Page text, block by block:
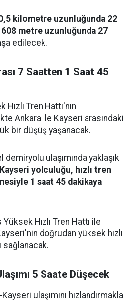
kilometre uzunluğunda 22
608 metre uzunluğunda 27
edilecek.
7 Saatten 1 Saat 45
Tren Hattı'nın
Ankara ile Kayseri arasındaki
bir düşüş yaşanacak.
ulaşımında yaklaşık
yolculuğu, hızlı tren
1 saat 45 dakikaya
Hızlı Tren Hattı ile
doğrudan yüksek hızlı
sağlanacak.
5 Saate Düşecek
ulaşımını hızlandırmakla